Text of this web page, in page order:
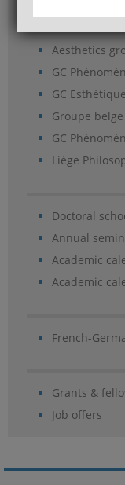
Aesthetics
GC
GC
Groupe
GC
Liège
Doctoral
Annual
Academic
Academic
French-
Grants &
Job offers